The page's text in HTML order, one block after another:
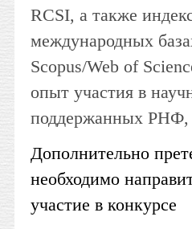
RCSI, а также
международных
Scopus/Web of
опыт участия в
поддержанных РНФ,
Дополнительно
необходимо
участие в конкурсе